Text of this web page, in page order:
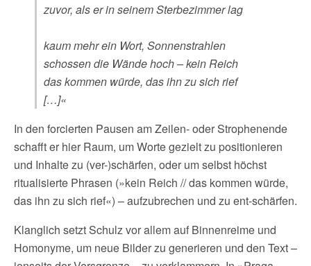
zuvor, als er in seinem Sterbezimmer lag
kaum mehr ein Wort, Sonnenstrahlen
schossen die Wände hoch – kein Reich
das kommen würde, das ihn zu sich rief
[…]«
In den forcierten Pausen am Zeilen- oder Strophenende
schafft er hier Raum, um Worte gezielt zu positionieren
und Inhalte zu (ver-)schärfen, oder um selbst höchst
ritualisierte Phrasen (»kein Reich // das kommen würde,
das ihn zu sich rief«) – aufzubrechen und zu ent-schärfen.
Klanglich setzt Schulz vor allem auf Binnenreime und
Homonyme, um neue Bilder zu generieren und den Text –